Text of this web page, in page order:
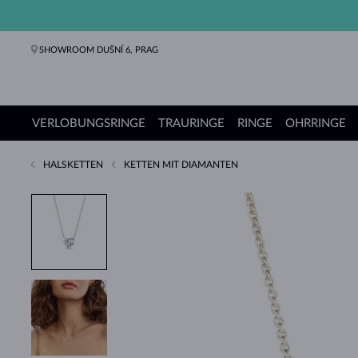
SHOWROOM DUŠNÍ 6, PRAG
VERLOBUNGSRINGE
Verlobungsringe
TRAURINGE
Trauringe
RINGE
Ringe
OHRRINGE
Ohrringe
Ketten
Armbänder
Perlen
Schmuck
Geschenke
KLENOTA Kollektionen
HALSKETTEN KETTEN MIT DIAMANTEN